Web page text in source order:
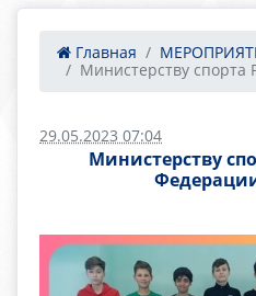
Главная
Министерству спорта
29.05.2023 07:04
Министерству